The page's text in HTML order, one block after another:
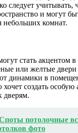
следует учитывать,
и могут
комнат.
стать акцентом в
или желтые
динамики в
хочет создать
дверям.
потолочные
фото